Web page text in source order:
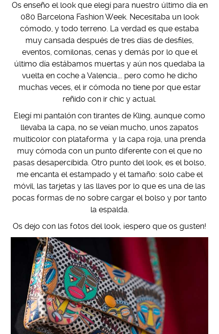
Os enseño el look que elegí para nuestro último día en
080 Barcelona Fashion Week. Necesitaba un look
cómodo, y todo terreno. La verdad es que estaba
muy cansada después de tres días de desfiles,
eventos, comilonas, cenas y demás por lo que el
último día estábamos muertas y aún nos quedaba la
vuelta en coche a Valencia…. pero como he dicho
muchas veces, el ir cómoda no tiene por que estar
reñido con ir chic y actual.
Elegí mi pantalón con tirantes de Kling, aunque como
llevaba la capa, no se veían mucho, unos zapatos
multicolor con plataforma y la capa roja, una prenda
muy cómoda con un punto diferente con el que no
pasas desapercibida. Otro punto del look, es el bolso,
me encanta el estampado y el tamaño: solo cabe el
móvil, las tarjetas y las llaves por lo que es una de las
pocas formas de no sobre cargar el bolso y por tanto
la espalda.
Os dejo con las fotos del look, ¡espero que os gusten!